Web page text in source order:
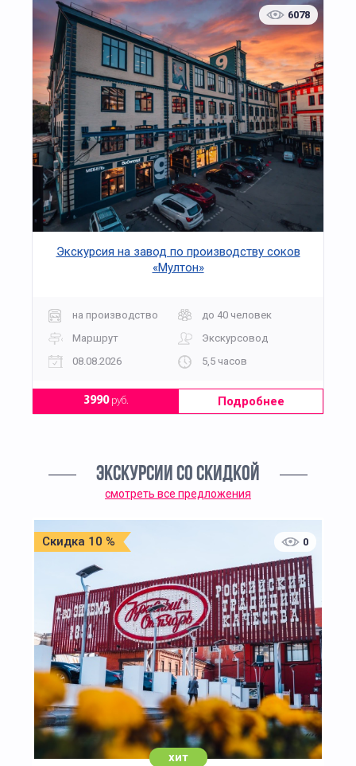
6078
Экскурсия на завод по производству соков
«Мултон»
на производство
до 40 человек
Маршрут
Экскурсовод
08.08.2026
5,5 часов
3990руб. Подробнее
ЭКСКУРСИИ СО СКИДКОЙ
смотреть все предложения
Скидка 10 % 0
хит